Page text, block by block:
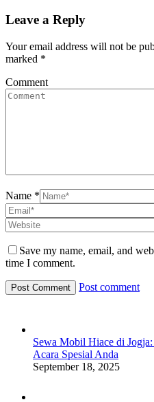
Leave a Reply
Your email address will not be
marked *
Comment
Name *
Save my name, email, and
time I comment.
Post comment
Sewa Mobil Hiace di
Acara Spesial Anda
September 18, 2025